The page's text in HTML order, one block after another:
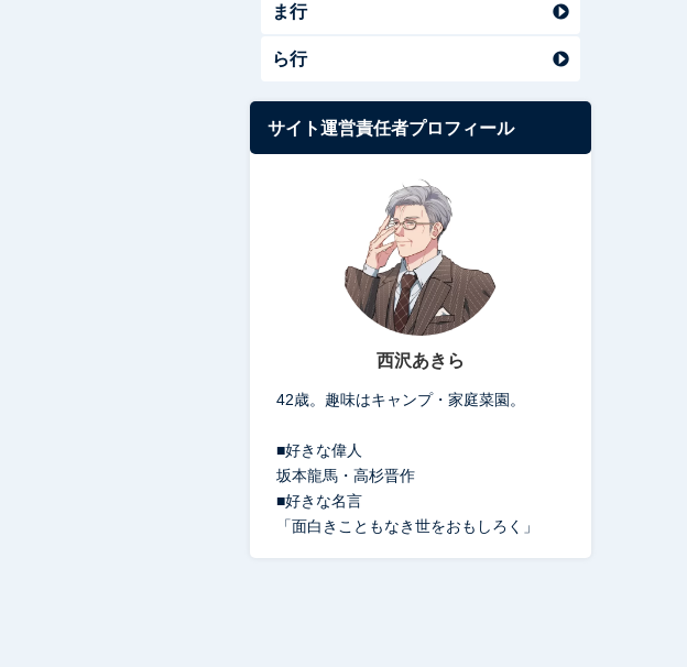
ま行
ら行
サイト運営責任者プロフィール
西沢あきら
42歳。趣味はキャンプ・家庭菜園。
■好きな偉人
坂本龍馬・高杉晋作
■好きな名言
「面白きこともなき世をおもしろく」